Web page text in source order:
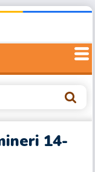
14-